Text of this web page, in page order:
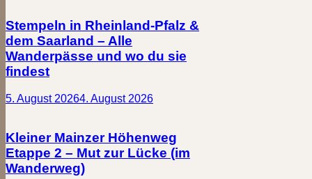
Stempeln in Rheinland-Pfalz &
dem Saarland – Alle
Wanderpässe und wo du sie
findest
5. August 20264. August 2026
Kleiner Mainzer Höhenweg
Etappe 2 – Mut zur Lücke (im
Wanderweg)